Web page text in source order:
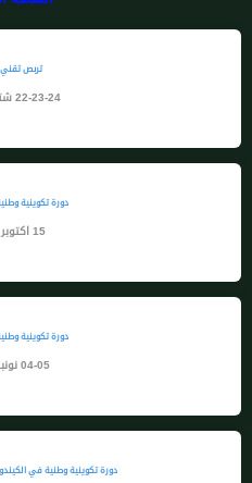
تربص
22-23-24 شتنبر 2023
دورة تكوينية
15 اكتوبر 2023
دورة تكوينية
04-05 نونبر 2023
دورة تكوينية وطنية في